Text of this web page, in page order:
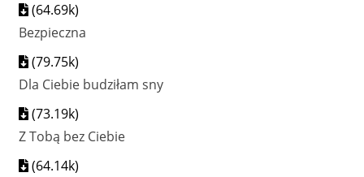
(64.69k)
Bezpieczna
(79.75k)
Dla Ciebie budziłam sny
(73.19k)
Z Tobą bez Ciebie
(64.14k)